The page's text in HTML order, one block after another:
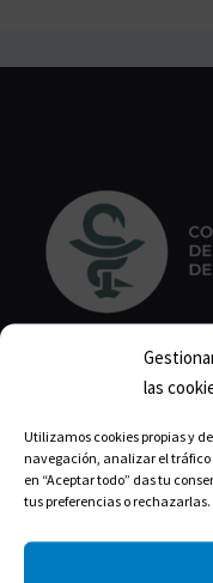
las
Utilizamos cookies propias y
navegación, analizar el
en “Aceptar todo” das tu
tus preferencias o rechazarlas.
Calle Isabel la Católica,
Correo:
Teléfono:
Horario de lunes a